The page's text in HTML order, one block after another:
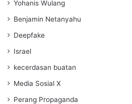
Yohanis Wulang
Benjamin Netanyahu
Deepfake
Israel
kecerdasan buatan
Media Sosial X
Perang Propaganda